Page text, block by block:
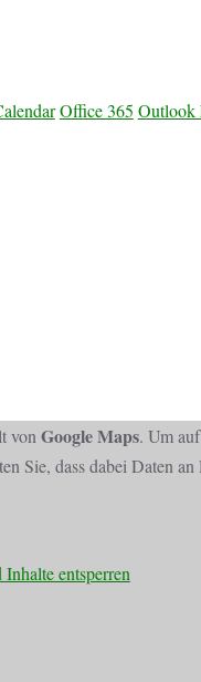
Office 365 Outlook
von Google Maps. Um
Sie, dass dabei Daten
entsperren